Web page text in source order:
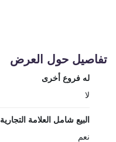
تفاصيل حول العرض
له فروع أخرى
لا
البيع شامل العلامة التجارية
نعم